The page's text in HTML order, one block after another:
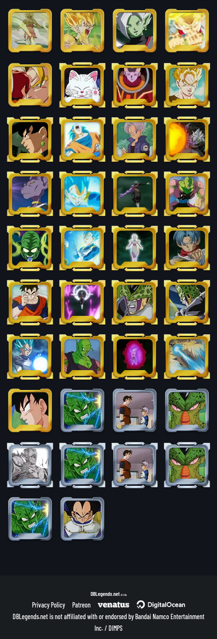
DBLegends.net v1.1.5a
Privacy Policy
Patreon
DBLegends.net is not affiliated with or endorsed by Bandai Namco Entertainment
Inc. / DIMPS